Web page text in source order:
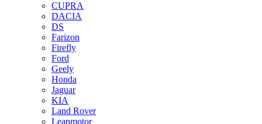
CUPRA
DACIA
DS
Farizon
Firefly
Ford
Geely
Honda
Jaguar
KIA
Land Rover
Leapmotor